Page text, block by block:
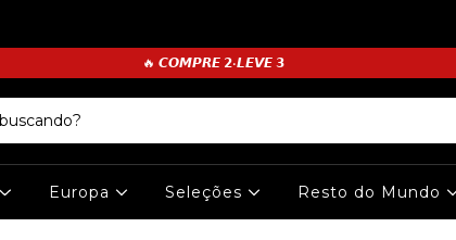
🔥 𝘾𝙊𝙈𝙋𝙍𝙀 𝟮•𝙇𝙀𝙑𝙀 𝟯
Europa Seleções Resto do Mundo